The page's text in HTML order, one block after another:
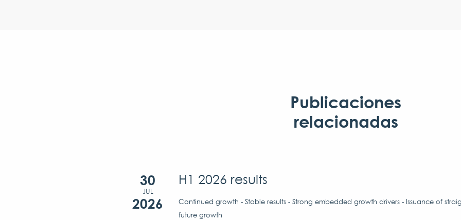
Publicaciones
relacionadas
30
JUL
2026
H1 2026 results
Continued growth - Stable results - Strong embedded growth drivers - Issuance of
future growth